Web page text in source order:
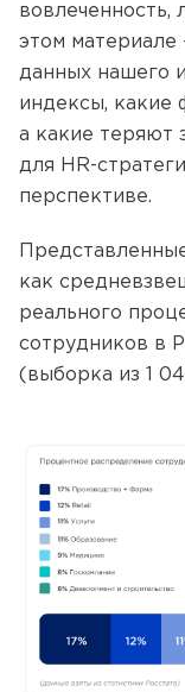
вовлеченность,
этом материале
данных нашего
индексы, какие
а какие теряют
для HR-
перспективе.
как
реального
сотрудников в
(выборка из 1